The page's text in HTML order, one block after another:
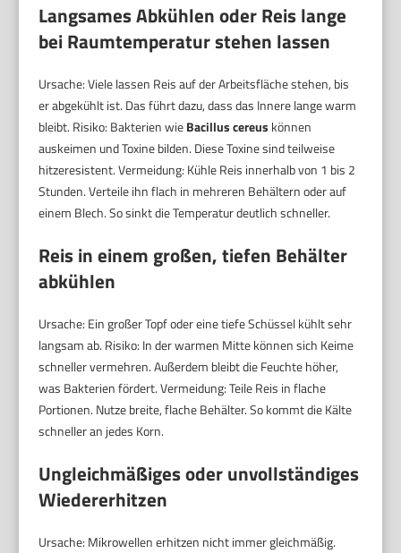
Langsames Abkühlen oder Reis lange
bei Raumtemperatur stehen lassen
Ursache: Viele lassen Reis auf der Arbeitsfläche stehen, bis
er abgekühlt ist. Das führt dazu, dass das Innere lange warm
bleibt. Risiko: Bakterien wieBacillus cereus können
auskeimen und Toxine bilden. Diese Toxine sind teilweise
hitzeresistent. Vermeidung: Kühle Reis innerhalb von 1 bis 2
Stunden. Verteile ihn flach in mehreren Behältern oder auf
einem Blech. So sinkt die Temperatur deutlich schneller.
Reis in einem großen, tiefen Behälter
abkühlen
Ursache: Ein großer Topf oder eine tiefe Schüssel kühlt sehr
langsam ab. Risiko: In der warmen Mitte können sich Keime
schneller vermehren. Außerdem bleibt die Feuchte höher,
was Bakterien fördert. Vermeidung: Teile Reis in flache
Portionen. Nutze breite, flache Behälter. So kommt die Kälte
schneller an jedes Korn.
Ungleichmäßiges oder unvollständiges
Wiedererhitzen
Ursache: Mikrowellen erhitzen nicht immer gleichmäßig.